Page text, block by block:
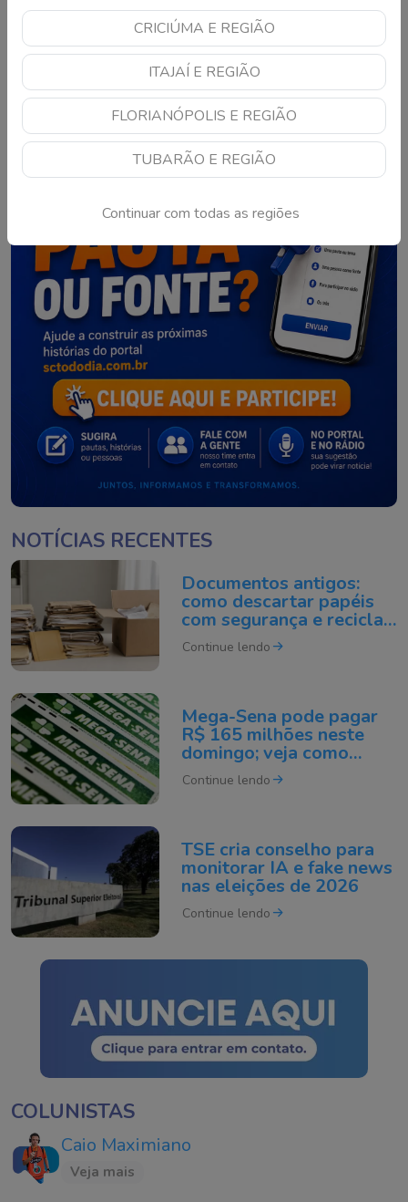
CRICIÚMA E REGIÃO
ITAJAÍ E REGIÃO
FLORIANÓPOLIS E REGIÃO
TUBARÃO E REGIÃO
Continuar com todas as regiões
1 2 3 4
NOTÍCIAS RECENTES
Documentos antigos:
como descartar papéis
com segurança e reciclar
do jeito certo
Continue lendo
Mega-Sena pode pagar
R$ 165 milhões neste
domingo; veja como
apostar
Continue lendo
TSE cria conselho para
monitorar IA e fake news
nas eleições de 2026
Continue lendo
COLUNISTAS
Caio Maximiano
Veja mais